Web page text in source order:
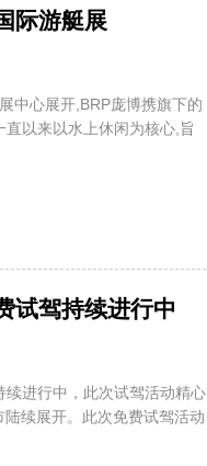
际游艇展
中心展开,BRP庞博携旗下的
以来以水上休闲为核心,旨
试驾持续进行中
续进行中，此次试驾活动精心
续展开。此次免费试驾活动